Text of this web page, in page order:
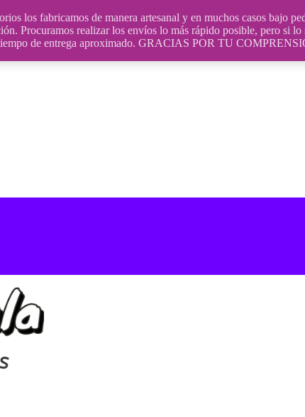
los fabricamos de manera artesanal y en muchos casos bajo
Procuramos realizar los envíos lo más rápido posible, pero si lo
de entrega aproximado. GRACIAS POR TU